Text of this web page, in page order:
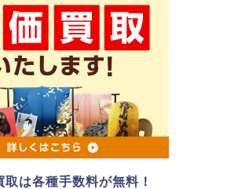
は各種手数料が無料！